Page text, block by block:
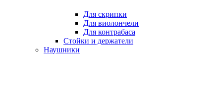
Для скрипки
Для виолончели
Для контрабаса
Стойки и держатели
Наушники